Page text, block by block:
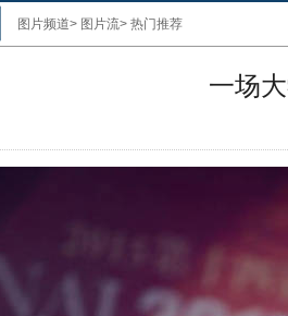
图片频道> 图片流> 热门推荐
一场